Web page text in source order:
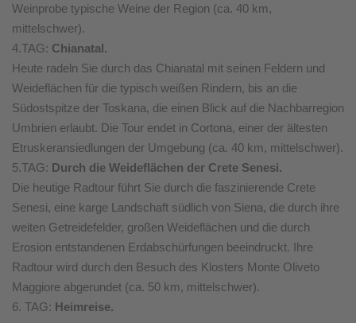
Weinprobe typische Weine der Region (ca. 40 km,
mittelschwer).
4.TAG: Chianatal.
Heute radeln Sie durch das Chianatal mit seinen Feldern und
Weideflächen für die typisch weißen Rindern, bis an die
Südostspitze der Toskana, die einen Blick auf die Nachbarregion
Umbrien erlaubt. Die Tour endet in Cortona, einer der ältesten
Etruskeransiedlungen der Umgebung (ca. 40 km, mittelschwer).
5.TAG: Durch die Weideflächen der Crete Senesi.
Die heutige Radtour führt Sie durch die faszinierende Crete
Senesi, eine karge Landschaft südlich von Siena, die durch ihre
weiten Getreidefelder, großen Weideflächen und die durch
Erosion entstandenen Erdabschürfungen beeindruckt. Ihre
Radtour wird durch den Besuch des Klosters Monte Oliveto
Maggiore abgerundet (ca. 50 km, mittelschwer).
6. TAG: Heimreise.